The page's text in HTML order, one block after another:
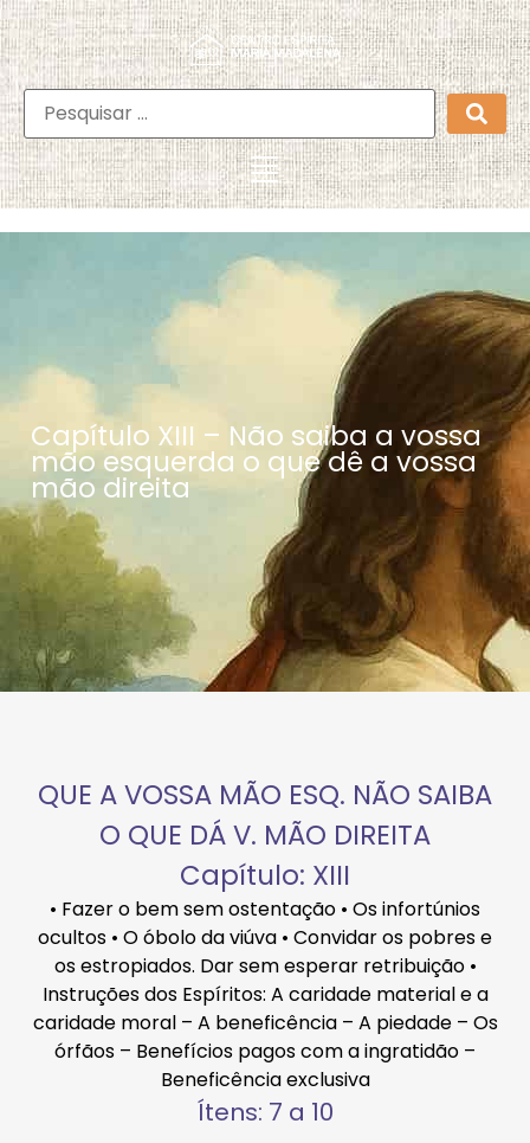
Capítulo XIII – Não saiba a vossa
mão esquerda o que dê a vossa
mão direita
QUE A VOSSA MÃO ESQ. NÃO SAIBA
O QUE DÁ V. MÃO DIREITA
Capítulo: XIII
• Fazer o bem sem ostentação • Os infortúnios
ocultos • O óbolo da viúva • Convidar os pobres e
os estropiados. Dar sem esperar retribuição •
Instruções dos Espíritos: A caridade material e a
caridade moral – A beneficência – A piedade – Os
órfãos – Benefícios pagos com a ingratidão –
Beneficência exclusiva
Ítens: 7 a 10